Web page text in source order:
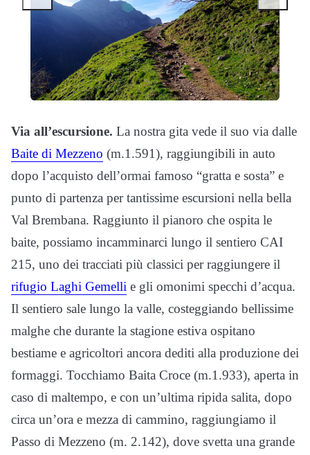
Via all’escursione. La nostra gita vede il suo via dalle
Baite di Mezzeno (m.1.591), raggiungibili in auto
dopo l’acquisto dell’ormai famoso “gratta e sosta” e
punto di partenza per tantissime escursioni nella bella
Val Brembana. Raggiunto il pianoro che ospita le
baite, possiamo incamminarci lungo il sentiero CAI
215, uno dei tracciati più classici per raggiungere il
rifugio Laghi Gemelli e gli omonimi specchi d’acqua.
Il sentiero sale lungo la valle, costeggiando bellissime
malghe che durante la stagione estiva ospitano
bestiame e agricoltori ancora dediti alla produzione dei
formaggi. Tocchiamo Baita Croce (m.1.933), aperta in
caso di maltempo, e con un’ultima ripida salita, dopo
circa un’ora e mezza di cammino, raggiungiamo il
Passo di Mezzeno (m. 2.142), dove svetta una grande